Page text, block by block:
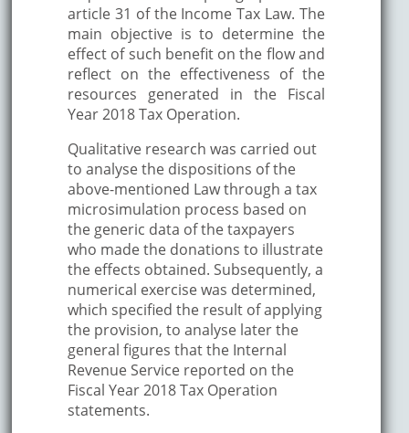
article 31 of the Income Tax Law. The
main objective is to determine the
effect of such benefit on the flow and
reflect on the effectiveness of the
resources generated in the Fiscal
Year 2018 Tax Operation.
Qualitative research was carried out
to analyse the dispositions of the
above-mentioned Law through a tax
microsimulation process based on
the generic data of the taxpayers
who made the donations to illustrate
the effects obtained. Subsequently, a
numerical exercise was determined,
which specified the result of applying
the provision, to analyse later the
general figures that the Internal
Revenue Service reported on the
Fiscal Year 2018 Tax Operation
statements.